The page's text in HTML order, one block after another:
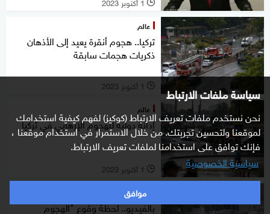
سياسة ملفات الارتباط
نحن نستخدم ملفات تعريف الارتباط (كوكيز) لفهم كيفية استخدامك
لموقعنا ولتحسين تجربتك. من خلال الاستمرار في استخدام موقعنا ،
فإنك توافق على استخدامنا لملفات تعريف الارتباط.
سياسية الخصوصية
موافق
l
عالم
تركيا.. هجوم أنقرة يعيد إلى الأذهان
ذكريات هجمات سابقة
l 1 أكتوبر 2023
عالم
إدانة دولية للهجوم الإرهابي في تركيا
l 1 أكتوبر 2023
عالم
بالفيديو.. لحظة وقوع "الهجوم